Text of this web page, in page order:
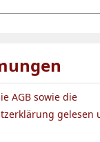
AGB sowie die
gelesen